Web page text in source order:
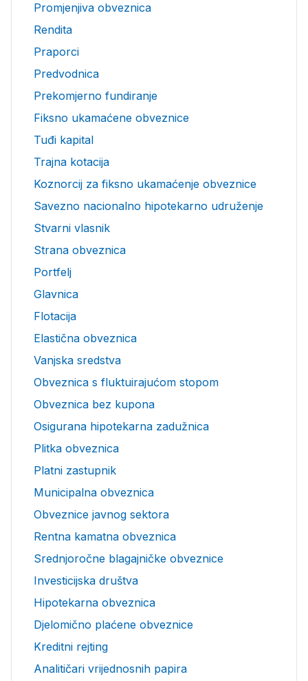
Promjenjiva obveznica
Rendita
Praporci
Predvodnica
Prekomjerno fundiranje
Fiksno ukamaćene obveznice
Tuđi kapital
Trajna kotacija
Koznorcij za fiksno ukamaćenje obveznice
Savezno nacionalno hipotekarno udruženje
Stvarni vlasnik
Strana obveznica
Portfelj
Glavnica
Flotacija
Elastična obveznica
Vanjska sredstva
Obveznica s fluktuirajućom stopom
Obveznica bez kupona
Osigurana hipotekarna zadužnica
Plitka obveznica
Platni zastupnik
Municipalna obveznica
Obveznice javnog sektora
Rentna kamatna obveznica
Srednjoročne blagajničke obveznice
Investicijska društva
Hipotekarna obveznica
Djelomično plaćene obveznice
Kreditni rejting
Analitičari vrijednosnih papira